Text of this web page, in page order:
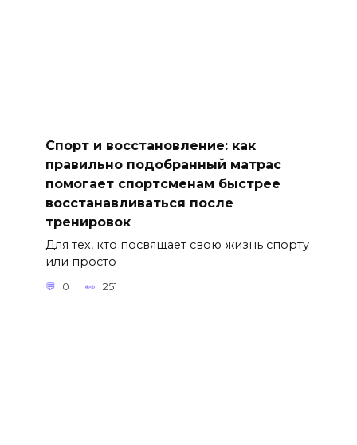
Спорт и восстановление: как
правильно подобранный матрас
помогает спортсменам быстрее
восстанавливаться после
тренировок
Для тех, кто посвящает свою жизнь спорту
или просто
0 251